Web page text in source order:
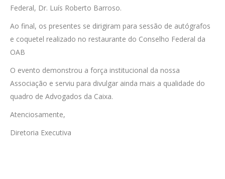
Federal, Dr. Luís Roberto Barroso.
Ao final, os presentes se dirigiram para sessão de autógrafos
e coquetel realizado no restaurante do Conselho Federal da
OAB
O evento demonstrou a força institucional da nossa
Associação e serviu para divulgar ainda mais a qualidade do
quadro de Advogados da Caixa.
Atenciosamente,
Diretoria Executiva